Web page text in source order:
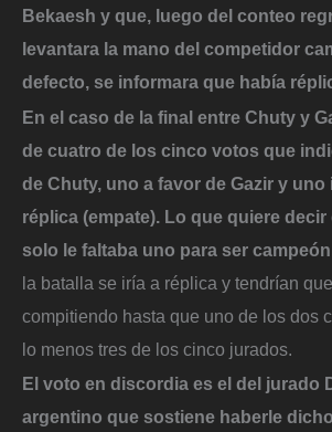
Bekaesh y que, luego del conteo
levantara la mano del competidor
defecto, se informara que había
En el caso de la final entre Chuty y
de cuatro de los cinco votos que
de Chuty, uno a favor de Gazir y
réplica (empate). Lo que quiere
solo le faltaba uno para ser campeón
la batalla se iría a réplica y tendrían
compitiendo hasta que uno de los dos
lo menos tres de los cinco jurados.
El voto en discordia es el del jurado
argentino que sostiene haberle